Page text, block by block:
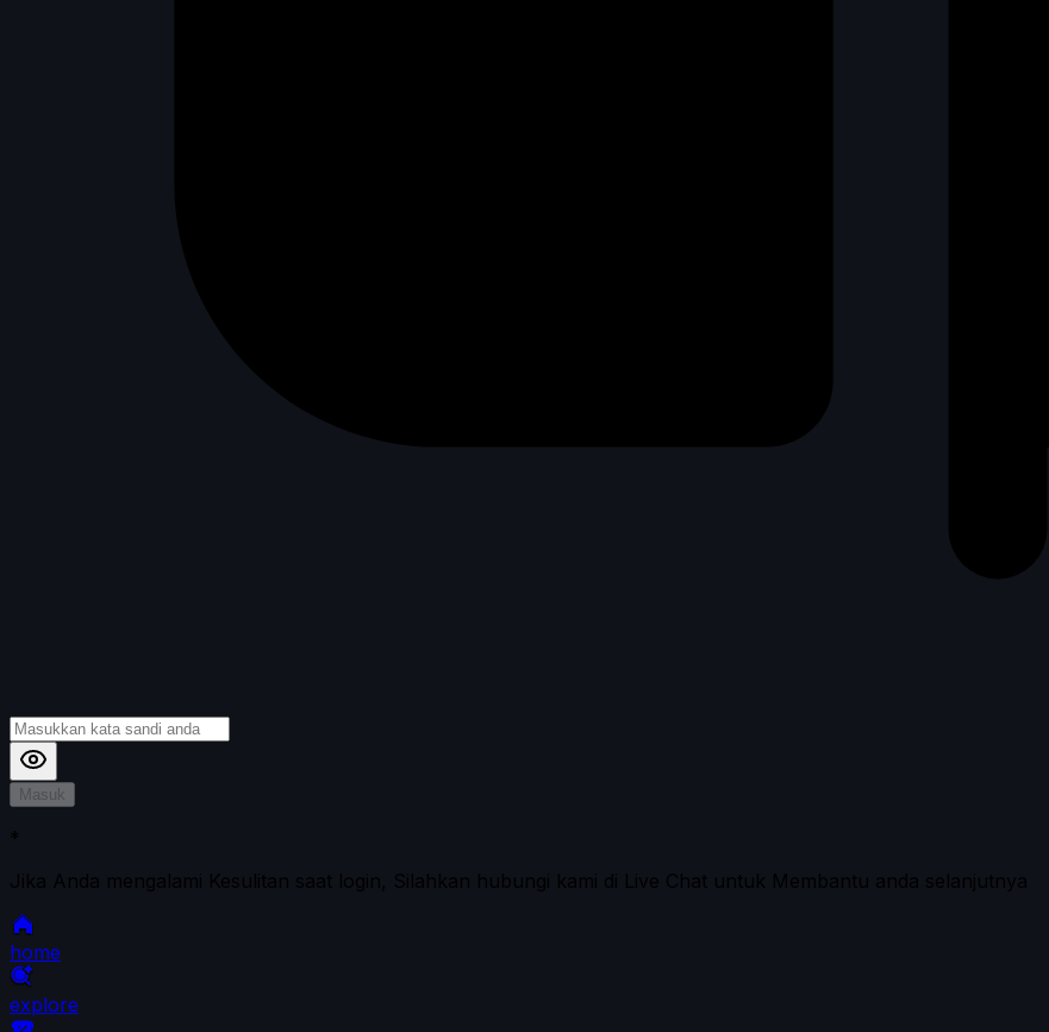
Masuk
*
Jika Anda mengalami Kesulitan saat login, Silahkan hubungi kami di Live Chat untuk Membantu anda selanjutnya
home
explore